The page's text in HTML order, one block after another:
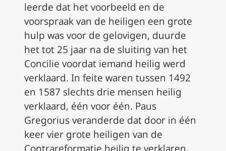
leerde dat het voorbeeld en de
voorspraak van de heiligen een grote
hulp was voor de gelovigen, duurde
het tot 25 jaar na de sluiting van het
Concilie voordat iemand heilig werd
verklaard. In feite waren tussen 1492
en 1587 slechts drie mensen heilig
verklaard, één voor één. Paus
Gregorius veranderde dat door in één
keer vier grote heiligen van de